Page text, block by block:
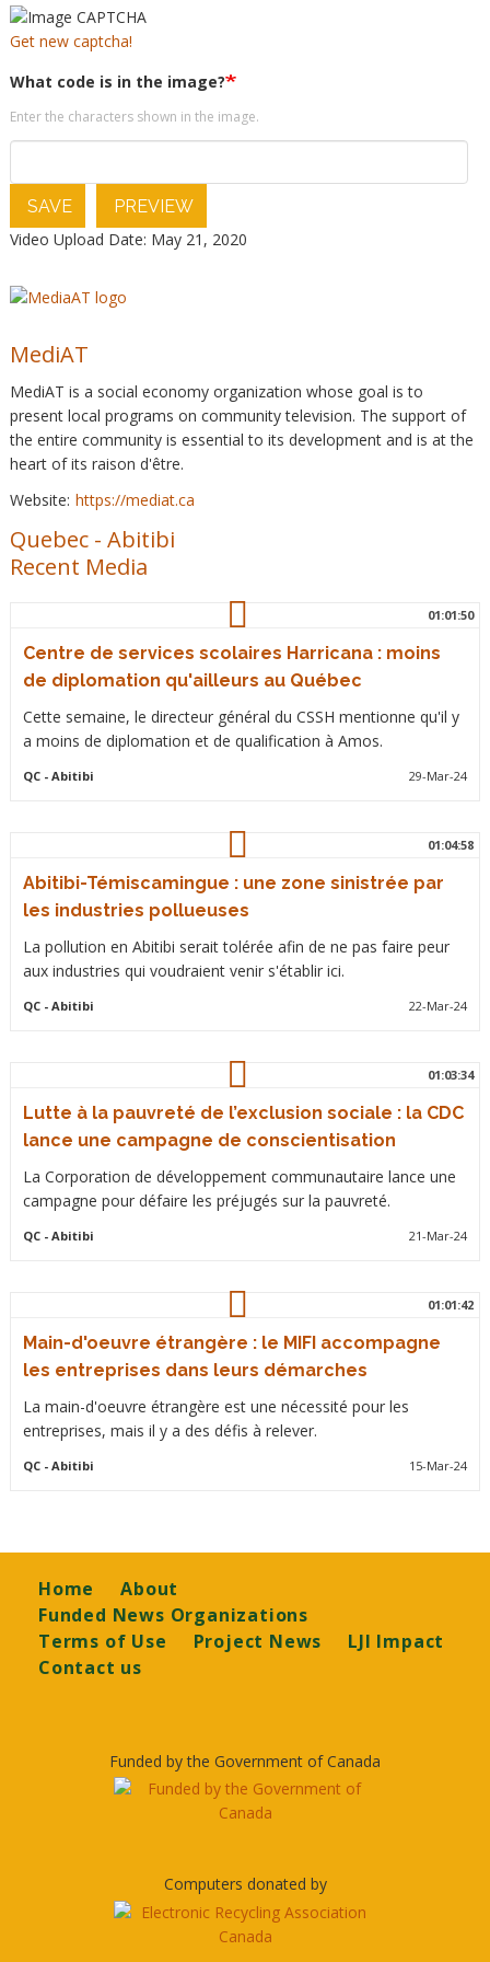
Get new captcha!
What code is in the image?
Enter the characters shown in the image.
SAVE
PREVIEW
Video Upload Date: May 21, 2020
MediAT
MediAT is a social economy organization whose goal is to
present local programs on community television. The support of
the entire community is essential to its development and is at the
heart of its raison d'être.
Website: https://mediat.ca
Quebec - Abitibi
Recent Media
01:01:50
Centre de services scolaires Harricana : moins
de diplomation qu'ailleurs au Québec
Cette semaine, le directeur général du CSSH mentionne qu'il y
a moins de diplomation et de qualification à Amos.
QC- Abitibi 29-Mar-24
01:04:58
Abitibi-Témiscamingue : une zone sinistrée par
les industries pollueuses
La pollution en Abitibi serait tolérée afin de ne pas faire peur
aux industries qui voudraient venir s'établir ici.
QC- Abitibi 22-Mar-24
01:03:34
Lutte à la pauvreté de l’exclusion sociale : la CDC
lance une campagne de conscientisation
La Corporation de développement communautaire lance une
campagne pour défaire les préjugés sur la pauvreté.
QC- Abitibi 21-Mar-24
01:01:42
Main-d'oeuvre étrangère : le MIFI accompagne
les entreprises dans leurs démarches
La main-d'oeuvre étrangère est une nécessité pour les
entreprises, mais il y a des défis à relever.
QC- Abitibi 15-Mar-24
Footer
Home
About
Funded News Organizations
Terms of Use
Project News
LJI Impact
Contact us
Funded by the Government of Canada
Computers donated by